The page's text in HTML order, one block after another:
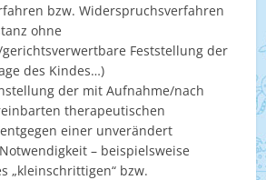
bzw. Widerspruchsverfahren
ohne
Feststellung der
des Kindes…)
der mit Aufnahme/nach
therapeutischen
einer unverändert
– beispielsweise
„kleinschrittigen“ bzw.